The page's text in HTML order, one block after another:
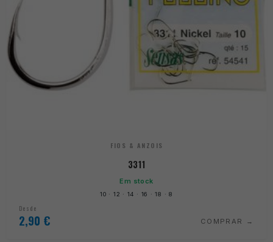
FIOS & ANZOIS
3311
Em stock
10 · 12 · 14 · 16 · 18 · 8
Desde
2,90 € COMPRAR